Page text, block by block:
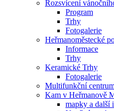
Rozsvícení
Program
Trhy
Fotogalerie
Heřmanoměstecké
Informace
Trhy
Keramické Trhy
Fotogalerie
Multifunkční
Kam v Heřmanově
mapky a další